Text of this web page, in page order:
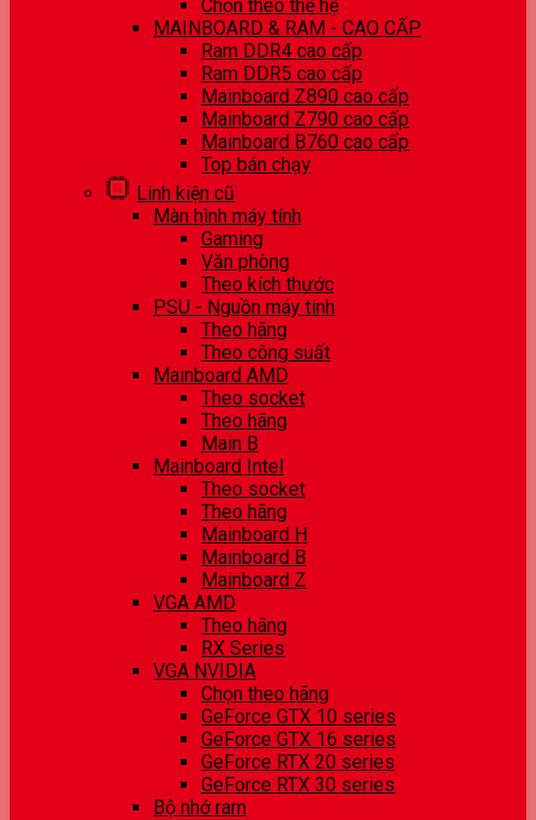
Chọn theo thế hệ
MAINBOARD & RAM - CAO CẤP
Ram DDR4 cao cấp
Ram DDR5 cao cấp
Mainboard Z890 cao cấp
Mainboard Z790 cao cấp
Mainboard B760 cao cấp
Top bán chạy
Linh kiện cũ
Màn hình máy tính
Gaming
Văn phòng
Theo kích thước
PSU - Nguồn máy tính
Theo hãng
Theo công suất
Mainboard AMD
Theo socket
Theo hãng
Main B
Mainboard Intel
Theo socket
Theo hãng
Mainboard H
Mainboard B
Mainboard Z
VGA AMD
Theo hãng
RX Series
VGA NVIDIA
Chọn theo hãng
GeForce GTX 10 series
GeForce GTX 16 series
GeForce RTX 20 series
GeForce RTX 30 series
Bộ nhớ ram